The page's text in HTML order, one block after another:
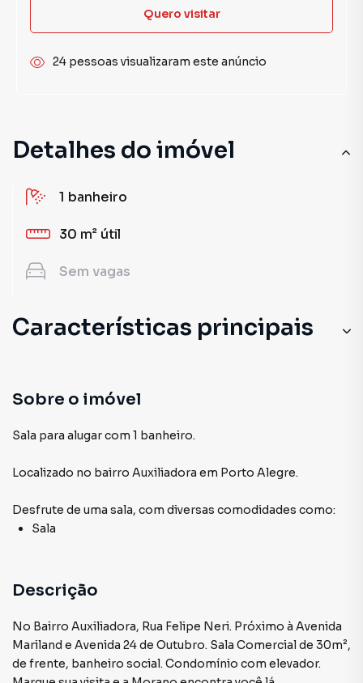
Detalhes do imóvel
1 banheiro
30 m² útil
Sem vagas
Características principais
Sobre o imóvel
Sala para alugar com 1 banheiro.
Localizado no bairro Auxiliadora em Porto Alegre.
Desfrute de uma sala, com diversas comodidades como:
Sala
Descrição
No Bairro Auxiliadora, Rua Felipe Neri. Próximo à Avenida
Mariland e Avenida 24 de Outubro. Sala Comercial de 30m²,
de frente, banheiro social. Condomínio com elevador.
Quero visitar
24 pessoas visualizaram este anúncio